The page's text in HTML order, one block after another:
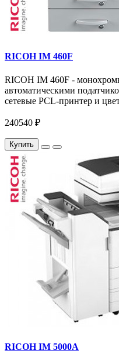
RICOH IM 460F
RICOH IM 460F -
автоматическими
сетевые PCL-принтер и
240540 ₽
Купить
RICOH IM 5000A